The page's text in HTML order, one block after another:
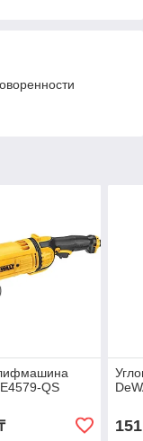
QS